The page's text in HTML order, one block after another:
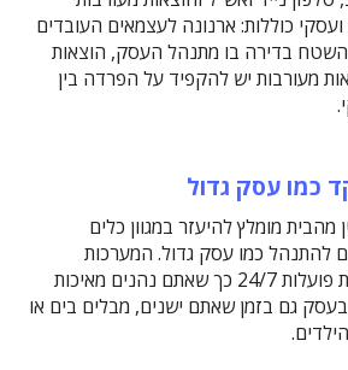
כוללות: ארנונה לעצמאים העובדים
בדירה בו מתנהל העסק, הוצאות
מעורבות יש להקפיד על הפרדה בין
כמו עסק גדול
מומלץ להיעזר במגוון כלים
להתנהל כמו עסק גדול. המערכות
הדיגיטליות האוטומטיות פועלות 24/7 כך שאתם נהנים מאיכות
בעסק גם בזמן שאתם ישנים, מבלים בים או